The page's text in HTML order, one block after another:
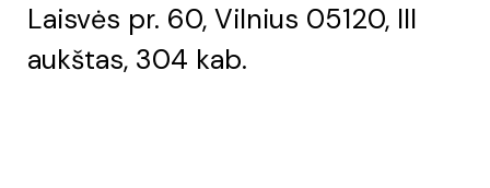
Laisvės pr. 60, Vilnius 05120, III
aukštas, 304 kab.